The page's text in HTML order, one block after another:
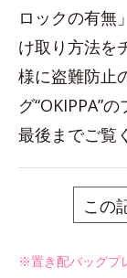
ロックの有無
け取り方法を
様に盗難防止
グ“OKIPPA”
最後までご覧
この
※置き配バッグプ